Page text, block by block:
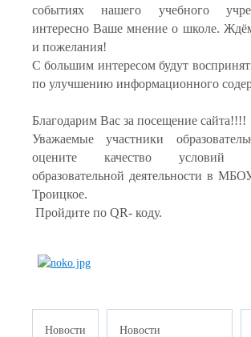
событиях нашего учебного
интересно Ваше мнение о школе.
и пожелания!
С большим интересом будут
по улучшению информационного
Благодарим Вас за посещение сайта!!!!
Уважаемые участники
оцените качество условий
образовательной деятельности в
Троицкое.
Пройдите по QR- коду.
Новости
Новости